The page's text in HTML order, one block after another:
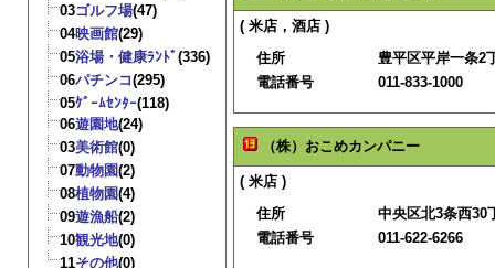
03ゴルフ場(47)
04映画館(29)
05浴場・健康ﾗﾝﾄﾞ(336)
06パチンコ(295)
05ｹﾞｰﾑｾﾝﾀｰ(118)
06遊園地(24)
03美術館(0)
07動物園(2)
08植物園(4)
09遊漁船(2)
10観光地(0)
11その他(0)
( 米店，酒店 )
住所
豊平区平岸一条2
電話番号
011-833-1000
（株）おこめカンパニー
( 米店 )
住所
中央区北3条西30
電話番号
011-622-6266